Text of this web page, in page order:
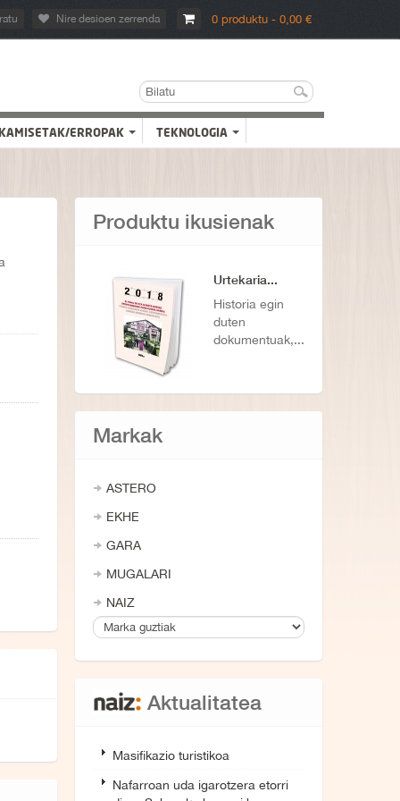
0 produktu - 0,00 €
Nire desioen zerrenda
KAMISETAK/ERROPAK TEKNOLOGIA
Produktu ikusienak
Urtekaria...
Historia egin
duten
dokumentuak,...
Markak
ASTERO
EKHE
GARA
MUGALARI
NAIZ
Aktualitatea
Masifikazio turistikoa
Nafarroan uda igarotzera etorri